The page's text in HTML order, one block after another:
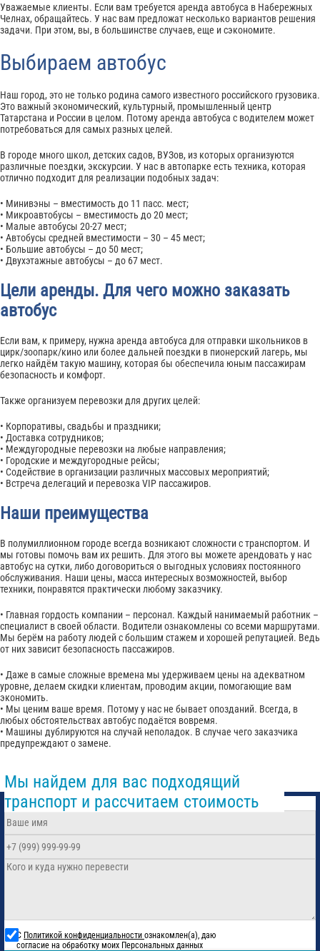
Уважаемые клиенты. Если вам требуется аренда автобуса в Набережных
Челнах, обращайтесь. У нас вам предложат несколько вариантов решения
задачи. При этом, вы, в большинстве случаев, еще и сэкономите.
Выбираем автобус
Наш город, это не только родина самого известного российского грузовика.
Это важный экономический, культурный, промышленный центр
Татарстана и России в целом. Потому аренда автобуса с водителем может
потребоваться для самых разных целей.
В городе много школ, детских садов, ВУЗов, из которых организуются
различные поездки, экскурсии. У нас в автопарке есть техника, которая
отлично подходит для реализации подобных задач:
• Минивэны – вместимость до 11 пасс. мест;
• Микроавтобусы – вместимость до 20 мест;
• Малые автобусы 20-27 мест;
• Автобусы средней вместимости – 30 – 45 мест;
• Большие автобусы – до 50 мест;
• Двухэтажные автобусы – до 67 мест.
Цели аренды. Для чего можно заказать
автобус
Если вам, к примеру, нужна аренда автобуса для отправки школьников в
цирк/зоопарк/кино или более дальней поездки в пионерский лагерь, мы
легко найдём такую машину, которая бы обеспечила юным пассажирам
безопасность и комфорт.
Также организуем перевозки для других целей:
• Корпоративы, свадьбы и праздники;
• Доставка сотрудников;
• Междугородные перевозки на любые направления;
• Городские и междугородные рейсы;
• Содействие в организации различных массовых мероприятий;
• Встреча делегаций и перевозка VIP пассажиров.
Наши преимущества
В полумиллионном городе всегда возникают сложности с транспортом. И
мы готовы помочь вам их решить. Для этого вы можете арендовать у нас
автобус на сутки, либо договориться о выгодных условиях постоянного
обслуживания. Наши цены, масса интересных возможностей, выбор
техники, понравятся практически любому заказчику.
• Главная гордость компании – персонал. Каждый нанимаемый работник –
специалист в своей области. Водители ознакомлены со всеми маршрутами.
Мы берём на работу людей с большим стажем и хорошей репутацией. Ведь
от них зависит безопасность пассажиров.
• Даже в самые сложные времена мы удерживаем цены на адекватном
уровне, делаем скидки клиентам, проводим акции, помогающие вам
экономить.
• Мы ценим ваше время. Потому у нас не бывает опозданий. Всегда, в
любых обстоятельствах автобус подаётся вовремя.
• Машины дублируются на случай неполадок. В случае чего заказчика
предупреждают о замене.
Мы найдем для вас подходящий
транспорт и рассчитаем стоимость
С Политикой конфиденциальности ознакомлен(а), даю
согласие на обработку моих Персональных данных